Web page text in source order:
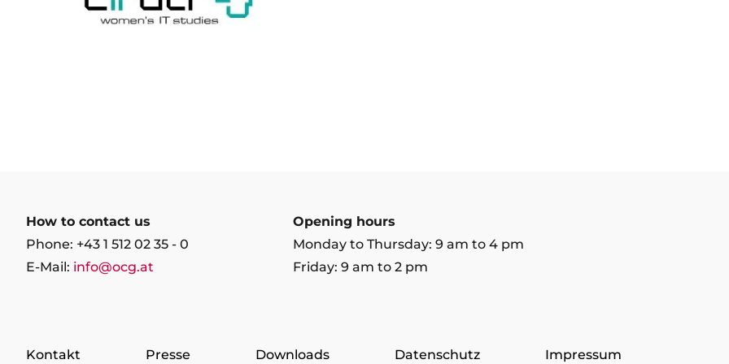
How to contact us
Phone: +43 1 512 02 35 - 0
E-Mail: info@ocg.at
Opening hours
Monday to Thursday: 9 am to 4 pm
Friday: 9 am to 2 pm
Kontakt Presse Downloads Datenschutz Impressum